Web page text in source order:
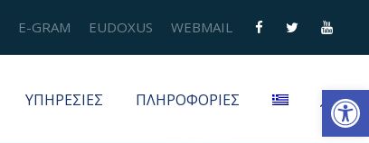
Ανοίξτε τη γραμμή εργαλείων
E-GRAM EUDOXUS WEBMAIL
ΥΠΗΡΕΣΙΕΣ ΠΛΗΡΟΦΟΡΙΕΣ